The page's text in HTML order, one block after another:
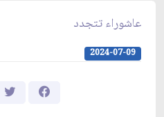
عاشوراء تتجدد
2024-07-09